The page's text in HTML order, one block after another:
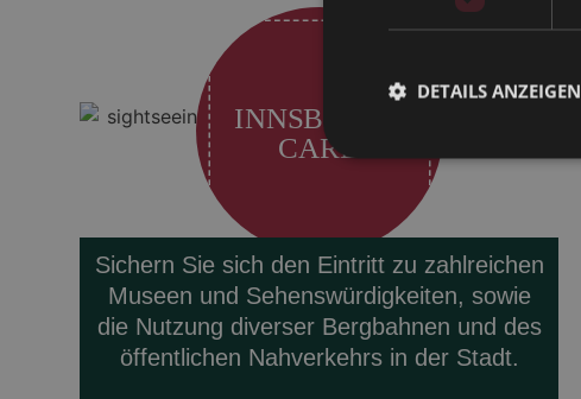
INNSBRUCK
CARD
Sichern Sie sich den Eintritt zu zahlreichen
Museen und Sehenswürdigkeiten, sowie
die Nutzung diverser Bergbahnen und des
öffentlichen Nahverkehrs in der Stadt.
DETAILS ANZEIGEN